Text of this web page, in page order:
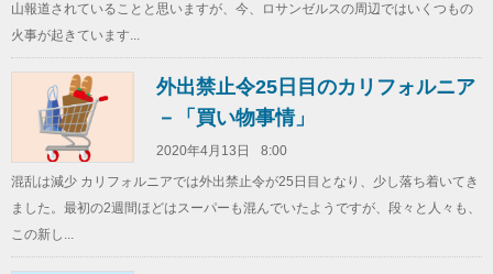
山報道されていることと思いますが、今、ロサンゼルスの周辺ではいくつもの
火事が起きています...
外出禁止令25日目のカリフォルニア
－「買い物事情」
2020年4月13日
8:00
混乱は減少 カリフォルニアでは外出禁止令が25日目となり、少し落ち着いてき
ました。最初の2週間ほどはスーパーも混んでいたようですが、段々と人々も、
この新し...